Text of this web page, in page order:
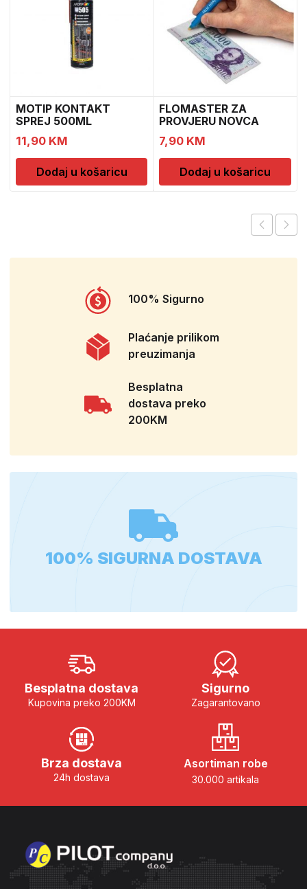
MOTIP KONTAKT
SPREJ 500ML
M090505
11,90 KM
Dodaj u košaricu
FLOMASTER ZA
PROVJERU NOVCA
SAFESCAN 30
7,90 KM
Dodaj u košaricu
100% Sigurno
Plaćanje prilikom
preuzimanja
Besplatna
dostava preko
200KM
100% SIGURNA DOSTAVA
Besplatna dostava
Kupovina preko 200KM
Sigurno
Zagarantovano
Brza dostava
24h dostava
Asortiman robe
30.000 artikala